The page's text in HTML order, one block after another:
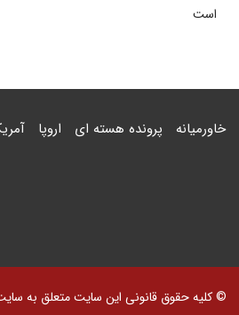
است
خاورمیانه پرونده هسته ای اروپا
© کلیه حقوق قانونی این سایت متعلق به سایت